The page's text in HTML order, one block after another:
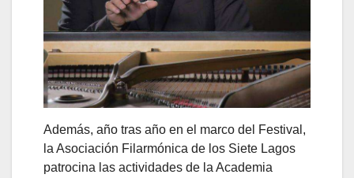
Además, año tras año en el marco del Festival,
la Asociación Filarmónica de los Siete Lagos
patrocina las actividades de la Academia